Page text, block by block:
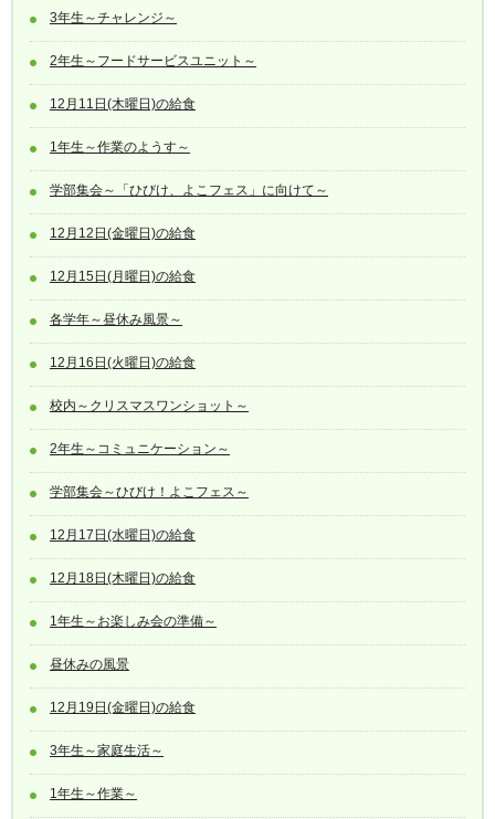
3年生～チャレンジ～
2年生～フードサービスユニット～
12月11日(木曜日)の給食
1年生～作業のようす～
学部集会～「ひびけ、よこフェス」に向けて～
12月12日(金曜日)の給食
12月15日(月曜日)の給食
各学年～昼休み風景～
12月16日(火曜日)の給食
校内～クリスマスワンショット～
2年生～コミュニケーション～
学部集会～ひびけ！よこフェス～
12月17日(水曜日)の給食
12月18日(木曜日)の給食
1年生～お楽しみ会の準備～
昼休みの風景
12月19日(金曜日)の給食
3年生～家庭生活～
1年生～作業～